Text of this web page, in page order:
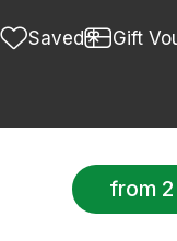
Saved Gift
from